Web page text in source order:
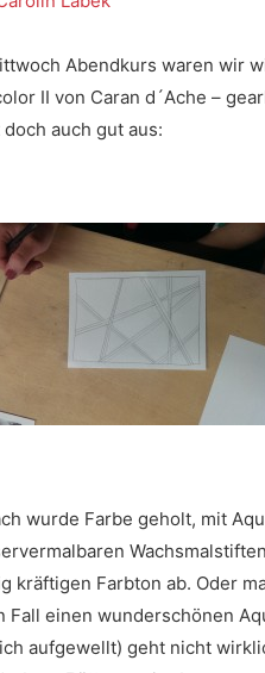
Abendkurs waren wir
II von Caran d´Ache –
auch gut aus:
wurde Farbe geholt, mit
kräftigen Farbton ab. Oder
Fall einen wunderschönen
aufgewellt) geht nicht